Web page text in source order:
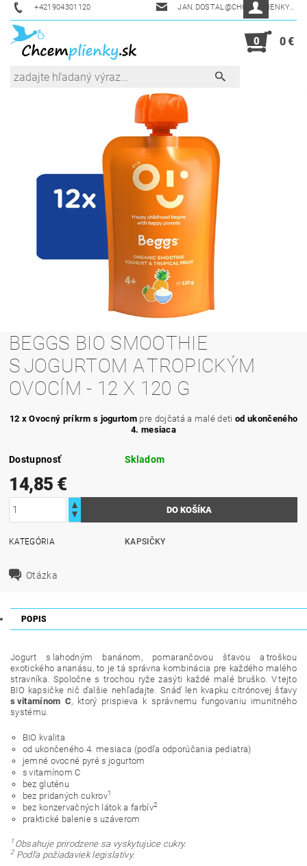
+421904301120 JAN.DOSTAL@CHCEMPLIENKY.SK
0 0 €
BEGGS BIO SMOOTHIE
S JOGURTOM A TROPICKÝM
OVOCÍM - 12 X 120 G
12 x Ovocný príkrm s jogurtom pre dojčatá a malé detiod ukončeného
4. mesiaca
Dostupnosť Skladom
14,85 €
KATEGÓRIA KAPSIČKY
Otázka
POPIS
Jogurt s lahodným banánom, pomarančovou šťavou a troškou
exotického ananásu, to je tá správna kombinácia pre každého malého
stravníka. Spoločne s trochou ryže zasýti každé malé bruško. V tejto
BIO kapsičke nič ďalšie nehľadajte. Snáď len kvapku citrónovej šťavy
s vitamínom C, ktorý prispieva k správnemu fungovaniu imunitného
systému.
BIO kvalita
od ukončeného 4. mesiaca (podľa odporúčania pediatra)
jemné ovocné pyré s jogurtom
s vitamínom C
bez gluténu
bez pridaných cukrov1
bez konzervačných látok a farbív2
praktické balenie s uzáverom
1 Obsahuje prirodzene sa vyskytujúce cukry.
2 Podľa požiadaviek legislatívy.